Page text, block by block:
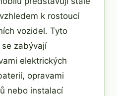
k rostoucí
vozidel. Tyto
zabývají
elektrických
opravami
nebo instalací